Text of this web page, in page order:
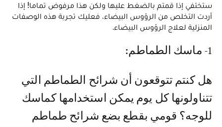
ستختفي إذا قمتم بالضغط عليها ولكن هذا مرفوض تماما! إذا
أردت التخلص من الرؤوس البيضاء، فعليك تجربة هذه الوصفات
المنزلية لعلاج الرؤوس البيضاء.
1- ماسك الطماطم:
هل كنتم تتوقعون أن شرائح الطماطم التي
تتناولونها كل يوم يمكن استخدامها كماسك
للوجه؟ قومي بقطع بضع شرائح طماطم